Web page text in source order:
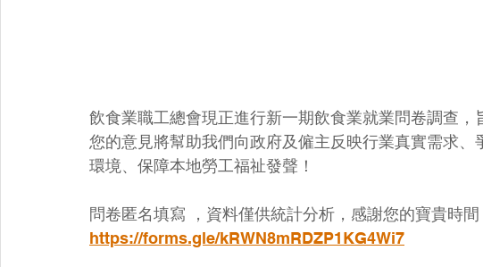
飲食業職工總會現正進行新一期飲食業就業問卷調查，
您的意見將幫助我們向政府及僱主反映行業真實需求
環境、保障本地勞工福祉發聲！
問卷匿名填寫 ，資料僅供統計分析，感謝您的寶貴時間
https://forms.gle/kRWN8mRDZP1KG4Wi7